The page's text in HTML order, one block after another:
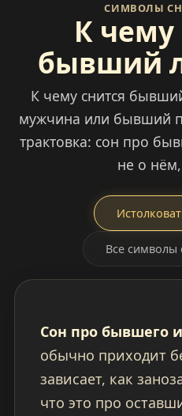
СИМВОЛЫ
К чему
бывший
К чему снится
мужчина или бывший
трактовка: сон про
не о
Все символы
Сон про бывшего
обычно приходит
зависает, как
что это про